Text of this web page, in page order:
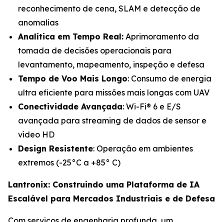
reconhecimento de cena, SLAM e detecção de
anomalias
Analítica em Tempo Real: Aprimoramento da
tomada de decisões operacionais para
levantamento, mapeamento, inspeção e defesa
Tempo de Voo Mais Longo: Consumo de energia
ultra eficiente para missões mais longas com UAV
Conectividade Avançada: Wi-Fi® 6 e E/S
avançada para streaming de dados de sensor e
vídeo HD
Design Resistente: Operação em ambientes
extremos (-25°C a +85° C)
Lantronix: Construindo uma Plataforma de IA
Escalável para Mercados Industriais e de Defesa